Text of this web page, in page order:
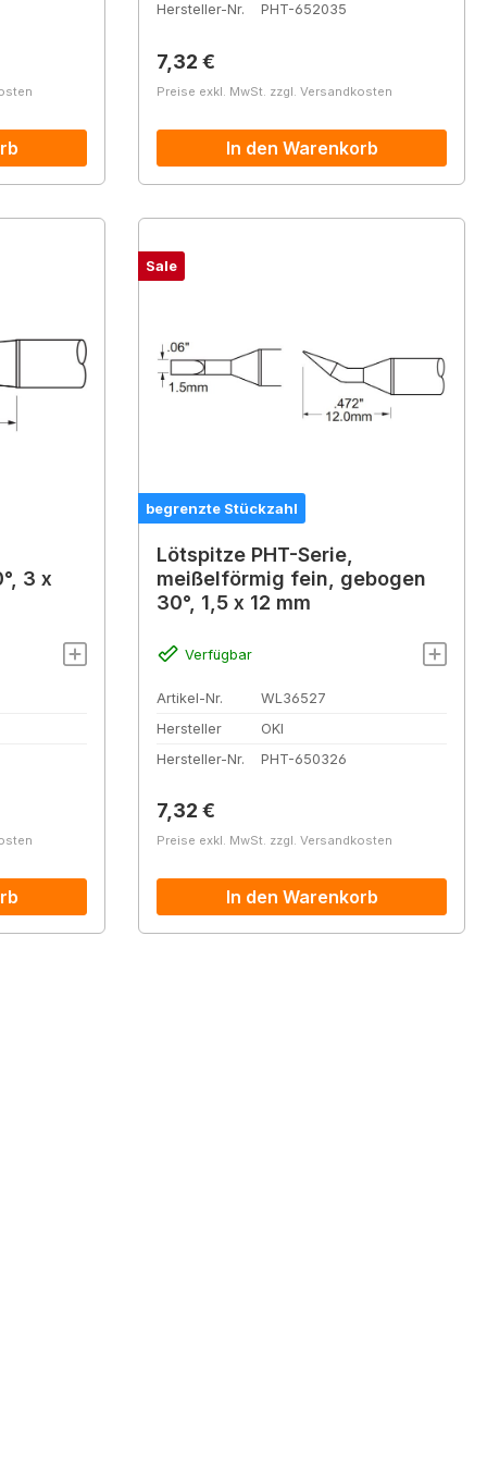
Hersteller-Nr.
PHT-652035
Regulärer Preis:
7,32 €
Preise exkl. MwSt. zzgl. Versandkosten
In den Warenkorb
3 x
Sale
begrenzte Stückzahl
Lötspitze PHT-Serie,
meißelförmig fein, gebogen
30°, 1,5 x 12 mm
Verfügbar
Artikel-Nr.
WL36527
Hersteller
OKI
Hersteller-Nr.
PHT-650326
Regulärer Preis:
7,32 €
Preise exkl. MwSt. zzgl. Versandkosten
In den Warenkorb